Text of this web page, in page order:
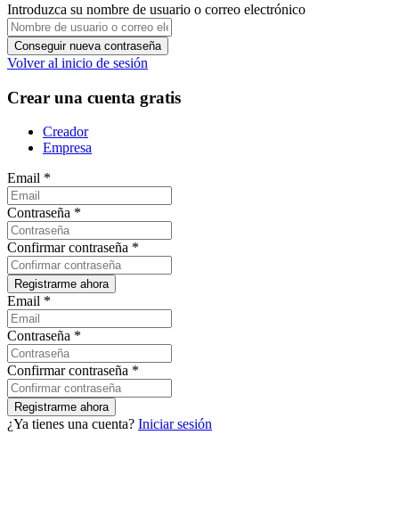
Introduzca su nombre de usuario o correo electrónico
Volver al inicio de sesión
Crear una cuenta gratis
Creador
Empresa
Email *
Contraseña *
Confirmar contraseña *
Email *
Contraseña *
Confirmar contraseña *
¿Ya tienes una cuenta? Iniciar sesión